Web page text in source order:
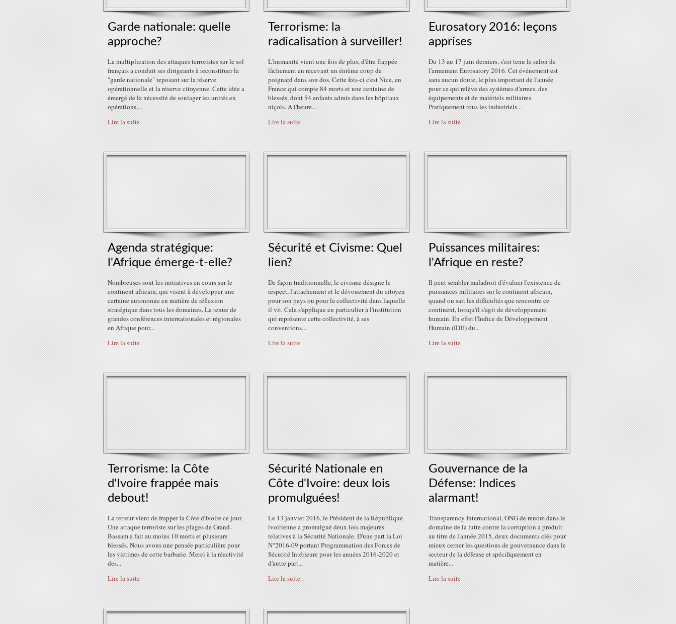
Garde nationale: quelle
approche?
La multiplication des attaques terroristes sur le sol
français a conduit ses dirigeants à reconstituer la
"garde nationale" reposant sur la réserve
opérationnelle et la réserve citoyenne. Cette idée a
émergé de la nécessité de soulager les unités en
opérations,...
Lire la suite
Terrorisme: la
radicalisation à surveiller!
L'humanité vient une fois de plus, d'être frappée
lâchement en recevant un énième coup de
poignard dans son dos. Cette fois-ci c'est Nice, en
France qui compte 84 morts et une centaine de
blessés, dont 54 enfants admis dans les hôpitaux
niçois. A l'heure...
Lire la suite
Eurosatory 2016: leçons
apprises
Du 13 au 17 juin derniers, s'est tenu le salon de
l'armement Eurosatory 2016. Cet événement est
sans aucun doute, le plus important de l'année
pour ce qui relève des systèmes d'armes, des
équipements et de matériels militaires.
Pratiquement tous les industriels...
Lire la suite
Agenda stratégique:
l'Afrique émerge-t-elle?
Nombreuses sont les initiatives en cours sur le
continent africain, qui visent à développer une
certaine autonomie en matière de réflexion
stratégique dans tous les domaines. La tenue de
grandes conférences internationales et régionales
en Afrique pour...
Lire la suite
Sécurité et Civisme: Quel
lien?
De façon traditionnelle, le civisme désigne le
respect, l'attachement et le dévouement du citoyen
pour son pays ou pour la collectivité dans laquelle
il vit. Cela s'applique en particulier à l'institution
qui représente cette collectivité, à ses
conventions...
Lire la suite
Puissances militaires:
l'Afrique en reste?
Il peut sembler maladroit d'évaluer l'existence de
puissances militaires sur le continent africain,
quand on sait les difficultés que rencontre ce
continent, lorsqu'il s'agit de développement
humain. En effet l'Indice de Développement
Humain (IDH) du...
Lire la suite
Terrorisme: la Côte
d'Ivoire frappée mais
debout!
La terreur vient de frapper la Côte d'Ivoire ce jour.
Une attaque terroriste sur les plages de Grand-
Bassam a fait au moins 10 morts et plusieurs
blessés. Nous avons une pensée particulière pour
les victimes de cette barbarie. Merci à la réactivité
des...
Lire la suite
Sécurité Nationale en
Côte d'Ivoire: deux lois
promulguées!
Le 13 janvier 2016, le Président de la République
ivoirienne a promulgué deux lois majeures
relatives à la Sécurité Nationale. D'une part la Loi
N°2016-09 portant Programmation des Forces de
Sécurité Intérieure pour les années 2016-2020 et
d'autre part...
Lire la suite
Gouvernance de la
Défense: Indices
alarmant!
Transparency International, ONG de renom dans le
domaine de la lutte contre la corruption a produit
au titre de l'année 2015, deux documents clés pour
mieux cerner les questions de gouvernance dans le
secteur de la défense et spécifiquement en
matière...
Lire la suite